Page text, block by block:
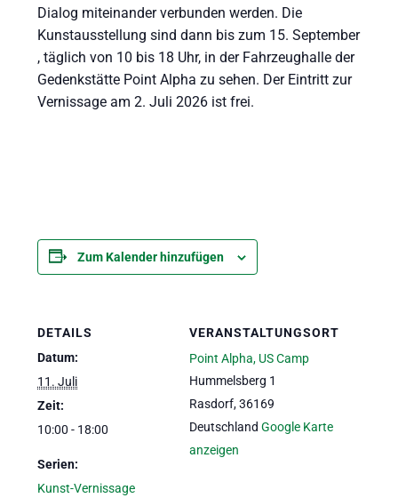
Dialog miteinander verbunden werden. Die
Kunstausstellung sind dann bis zum 15. September
, täglich von 10 bis 18 Uhr, in der Fahrzeughalle der
Gedenkstätte Point Alpha zu sehen. Der Eintritt zur
Vernissage am 2. Juli 2026 ist frei.
Zum Kalender hinzufügen
DETAILS
Datum:
11. Juli
Zeit:
10:00 - 18:00
Serien:
Kunst-Vernissage
VERANSTALTUNGSORT
Point Alpha, US Camp
Hummelsberg 1
Rasdorf, 36169
Deutschland Google Karte
anzeigen